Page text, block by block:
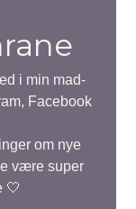
i min mad-
Facebook
om nye
være super
🤍